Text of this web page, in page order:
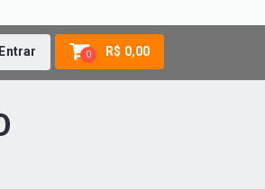
Entrar 0 R$ 0,00